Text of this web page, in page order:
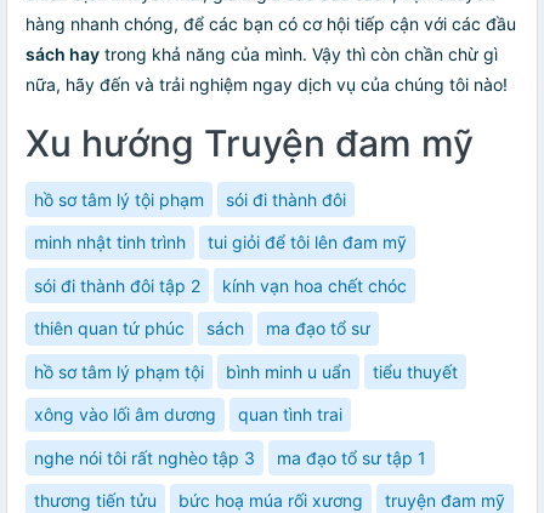
hàng nhanh chóng, để các bạn có cơ hội tiếp cận với các đầu
sách hay trong khả năng của mình. Vậy thì còn chần chừ gì
nữa, hãy đến và trải nghiệm ngay dịch vụ của chúng tôi nào!
Xu hướng Truyện đam mỹ
hồ sơ tâm lý tội phạm sói đi thành đôi
minh nhật tinh trình tui giỏi để tôi lên đam mỹ
sói đi thành đôi tập 2 kính vạn hoa chết chóc
thiên quan tứ phúc sách ma đạo tổ sư
hồ sơ tâm lý phạm tội bình minh u uẩn tiểu thuyết
xông vào lối âm dương quan tình trai
nghe nói tôi rất nghèo tập 3 ma đạo tổ sư tập 1
thương tiến tửu bức hoạ múa rối xương truyện đam mỹ